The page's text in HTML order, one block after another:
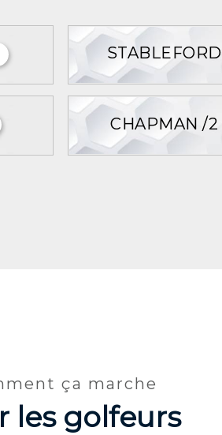
STABLEFORD
CHAPMAN /2
ça marche
les golfeurs